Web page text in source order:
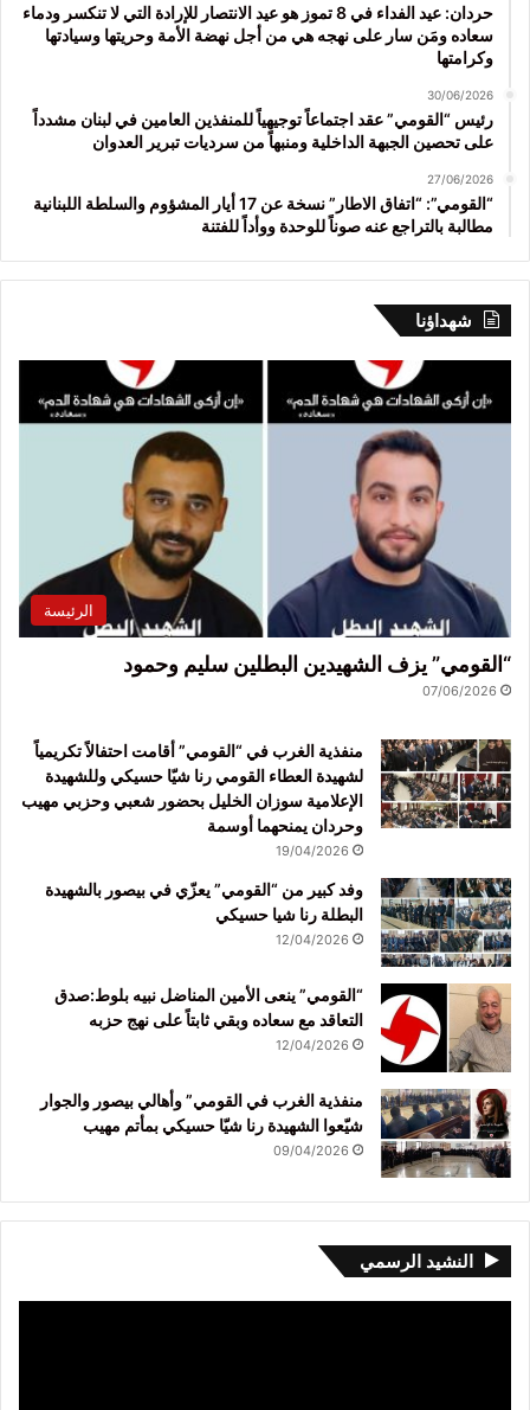
حردان: عيد الفداء في 8 تموز هو عيد الانتصار للإرادة التي لا تنكسر ودماء
سعاده ومَن سار على نهجه هي من أجل نهضة الأمة وحريتها وسيادتها
وكرامتها
30/06/2026
رئيس “القومي” عقد اجتماعاً توجيهياً للمنفذين العامين في لبنان مشدداً
على تحصين الجبهة الداخلية ومنبهاً من سرديات تبرير العدوان
27/06/2026
“القومي”: “اتفاق الاطار” نسخة عن 17 أيار المشؤوم والسلطة اللبنانية
مطالبة بالتراجع عنه صوناً للوحدة ووأداً للفتنة
شهداؤنا
الرئيسة
“القومي” يزف الشهيدين البطلين سليم وحمود
07/06/2026
منفذية الغرب في “القومي” أقامت احتفالاً تكريمياً
لشهيدة العطاء القومي رنا شيّا حسيكي وللشهيدة
الإعلامية سوزان الخليل بحضور شعبي وحزبي مهيب
وحردان يمنحهما أوسمة
19/04/2026
وفد كبير من “القومي” يعزّي في بيصور بالشهيدة
البطلة رنا شيا حسيكي
12/04/2026
“القومي” ينعى الأمين المناضل نبيه بلوط:صدق
التعاقد مع سعاده وبقي ثابتاً على نهج حزبه
12/04/2026
منفذية الغرب في القومي” وأهالي بيصور والجوار
شيّعوا الشهيدة رنا شيّا حسيكي بمأتم مهيب
09/04/2026
النشيد الرسمي